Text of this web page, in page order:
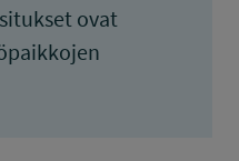
ovat